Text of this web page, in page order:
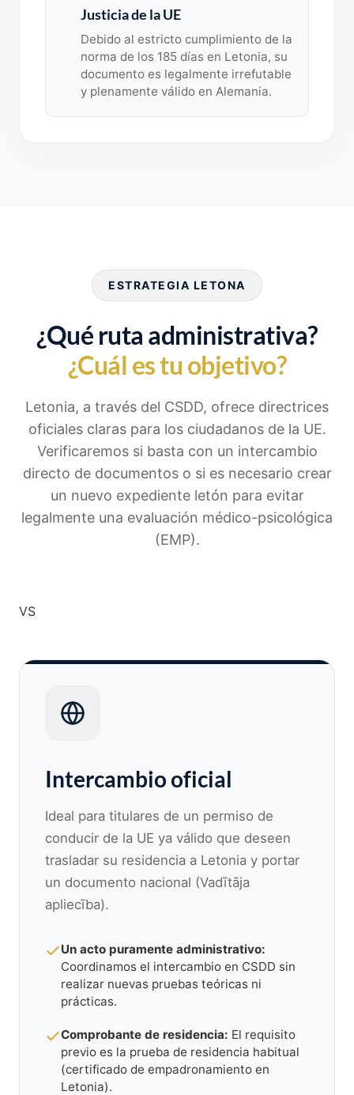
Justicia de la UE
Debido al estricto cumplimiento de la
norma de los 185 días en Letonia, su
documento es legalmente irrefutable
y plenamente válido en Alemania.
ESTRATEGIA LETONA
¿Qué ruta administrativa?
¿Cuál es tu objetivo?
Letonia, a través del CSDD, ofrece directrices
oficiales claras para los ciudadanos de la UE.
Verificaremos si basta con un intercambio
directo de documentos o si es necesario crear
un nuevo expediente letón para evitar
legalmente una evaluación médico-psicológica
(EMP).
VS
Intercambio oficial
Ideal para titulares de un permiso de
conducir de la UE ya válido que deseen
trasladar su residencia a Letonia y portar
un documento nacional (Vadītāja
apliecība).
Un acto puramente administrativo:
Coordinamos el intercambio en CSDD sin
realizar nuevas pruebas teóricas ni
prácticas.
Comprobante de residencia: El requisito
previo es la prueba de residencia habitual
(certificado de empadronamiento en
Letonia).